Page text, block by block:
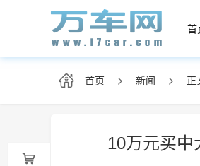
首
首页 新闻 正
10万元买中